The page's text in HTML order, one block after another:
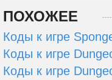
ПОХОЖЕЕ
Коды к игре
Коды к игре
Коды к игре